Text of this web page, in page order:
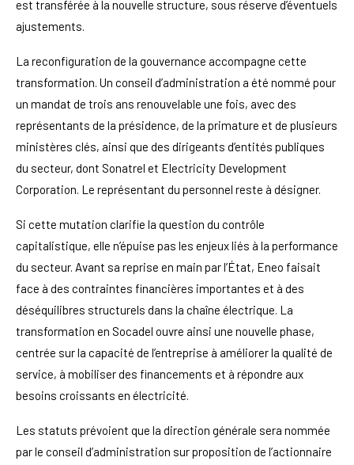
est transférée à la nouvelle structure, sous réserve d’éventuels
ajustements.
La reconfiguration de la gouvernance accompagne cette
transformation. Un conseil d’administration a été nommé pour
un mandat de trois ans renouvelable une fois, avec des
représentants de la présidence, de la primature et de plusieurs
ministères clés, ainsi que des dirigeants d’entités publiques
du secteur, dont Sonatrel et Electricity Development
Corporation. Le représentant du personnel reste à désigner.
Si cette mutation clarifie la question du contrôle
capitalistique, elle n’épuise pas les enjeux liés à la performance
du secteur. Avant sa reprise en main par l’État, Eneo faisait
face à des contraintes financières importantes et à des
déséquilibres structurels dans la chaîne électrique. La
transformation en Socadel ouvre ainsi une nouvelle phase,
centrée sur la capacité de l’entreprise à améliorer la qualité de
service, à mobiliser des financements et à répondre aux
besoins croissants en électricité.
Les statuts prévoient que la direction générale sera nommée
par le conseil d’administration sur proposition de l’actionnaire